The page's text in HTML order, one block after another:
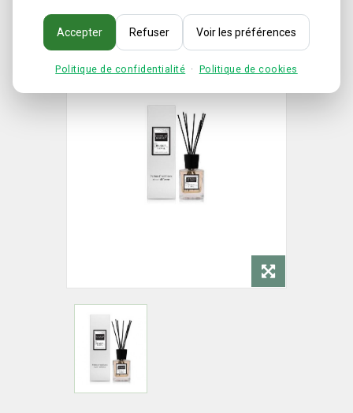
Accepter Refuser Voir les préférences
Politique de confidentialité · Politique de cookies